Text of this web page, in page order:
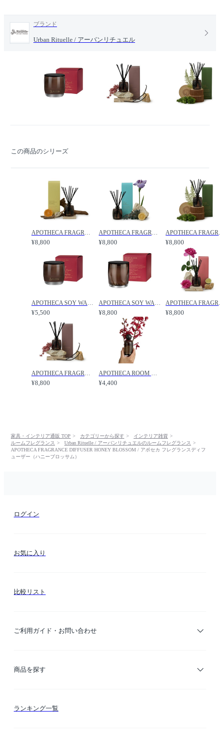
ブランド
Urban Rituelle / アーバンリチュエル
この商品のシリーズ
¥8,800 ¥8,800 ¥8,800
¥5,500 ¥8,800 ¥8,800
¥8,800 ¥4,400
家具・インテリア通販 TOP カテゴリーから探す
インテリア雑貨
ルームフレグランス
Urban Rituelle / アーバンリチュエルのルームフレグランス
APOTHECA FRAGRANCE DIFFUSER HONEY BLOSSOM / アポセカ フレグランスディフ
ューザー（ハニーブロッサム）
ログイン
お気に入り
比較リスト
ご利用ガイド・お問い合わせ
ご利用ガイド
商品を探す
カテゴリー検索
ランキング一覧